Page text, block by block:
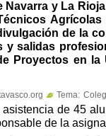
Navarra y La
Agrícolas
de la
y salidas
Proyectos en la
Tema:
de 45
de la